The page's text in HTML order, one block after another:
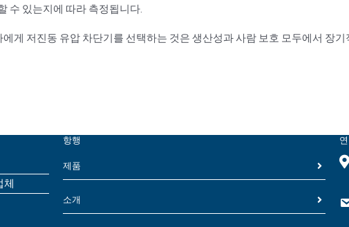
수 있는지에 따라 측정됩니다.
게 저진동 유압 차단기를 선택하는 것은 생산성과 사람 보호 모두에서 장기
체
항행
제품
소개